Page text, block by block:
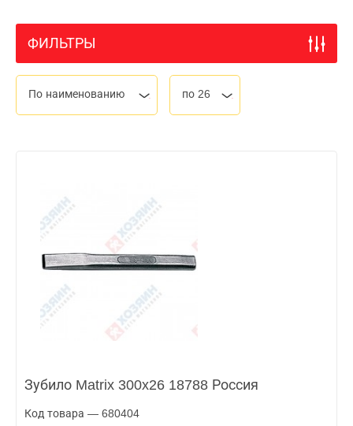
ФИЛЬТРЫ
По наименованию по 26
Зубило Matrix 300x26 18788 Россия
Код товара — 680404